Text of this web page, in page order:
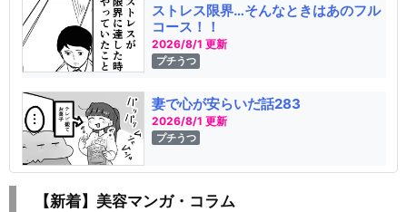
ストレス限界…そんなときはあのフル
コース！！
2026/8/1 更新
プチうつ
妻で心が安らいだ話283
2026/8/1 更新
プチうつ
【新着】美容マンガ・コラム